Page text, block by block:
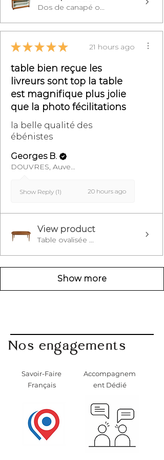
Dos de canapé o...
★ ★ ★ ★ ★ 21 hours ago
table bien reçue les
livreurs sont top la table
est magnifique plus jolie
que la photo fécilitations
la belle qualité des
ébénistes
Georges B.
DOUVRES, Auvergne-Rhône-Alpes
Show Reply (1) 20 hours ago
View product
Table ovalisée ...
Show more
Nos engagements
Savoir-Faire
Français
Accompagnem
ent Dédié